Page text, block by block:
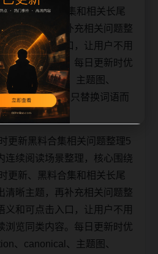
更新、黑料合集和相关长尾
清晰主题，再补充相关问题整
义和可点击入口，让用户不用
浏览同类内容。每日更新时优
、canonical、主题图、
持一致，避免只替换词语而
更新黑料合集相关问题整理5
连续阅读场景整理，核心围绕
更新、黑料合集和相关长尾
清晰主题，再补充相关问题整
义和可点击入口，让用户不用
浏览同类内容。每日更新时优
、canonical、主题图、